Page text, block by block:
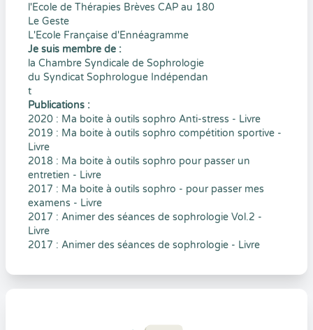
l'Ecole de Thérapies Brèves CAP au 180
Le Geste
L'Ecole Française d'Ennéagramme
Je suis membre de :
la Chambre Syndicale de Sophrologie
du Syndicat Sophrologue Indépendan
t
Publications :
2020 : Ma boite à outils sophro Anti-stress - Livre
2019 : Ma boite à outils sophro compétition sportive -
Livre
2018 : Ma boite à outils sophro pour passer un
entretien - Livre
2017 : Ma boite à outils sophro - pour passer mes
examens - Livre
2017 : Animer des séances de sophrologie Vol.2 -
Livre
2017 : Animer des séances de sophrologie - Livre